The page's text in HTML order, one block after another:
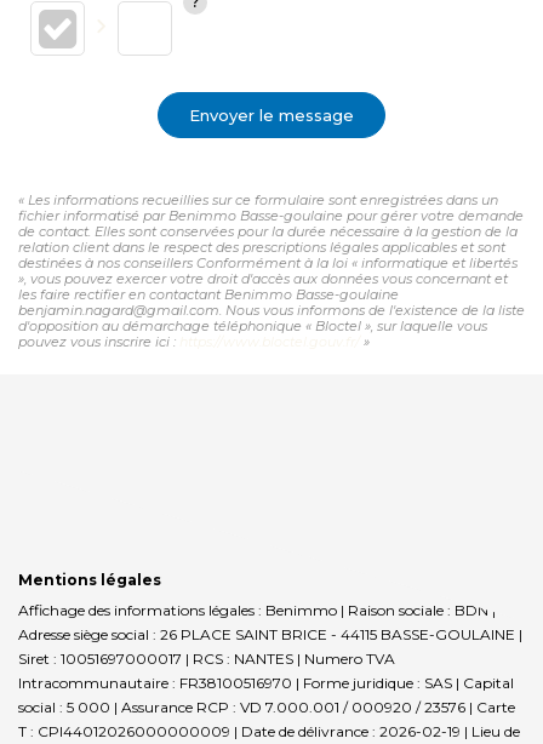
Envoyer le message
« Les informations recueillies sur ce formulaire sont enregistrées dans un
fichier informatisé par Benimmo Basse-goulaine pour gérer votre demande
de contact. Elles sont conservées pour la durée nécessaire à la gestion de la
relation client dans le respect des prescriptions légales applicables et sont
destinées à nos conseillers Conformément à la loi « informatique et libertés
», vous pouvez exercer votre droit d'accès aux données vous concernant et
les faire rectifier en contactant Benimmo Basse-goulaine
benjamin.nagard@gmail.com. Nous vous informons de l'existence de la liste
d'opposition au démarchage téléphonique « Bloctel », sur laquelle vous
pouvez vous inscrire ici :
»
Mentions légales
Affichage des informations légales : Benimmo | Raison sociale : BDN |
Adresse siège social : 26 PLACE SAINT BRICE - 44115 BASSE-GOULAINE |
Siret : 10051697000017 | RCS : NANTES | Numero TVA
Intracommunautaire : FR38100516970 | Forme juridique : SAS | Capital
social : 5 000 | Assurance RCP : VD 7.000.001 / 000920 / 23576 | Carte
T : CPI44012026000000009 | Date de délivrance : 2026-02-19 | Lieu de